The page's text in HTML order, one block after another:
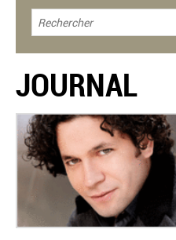
JOURNAL